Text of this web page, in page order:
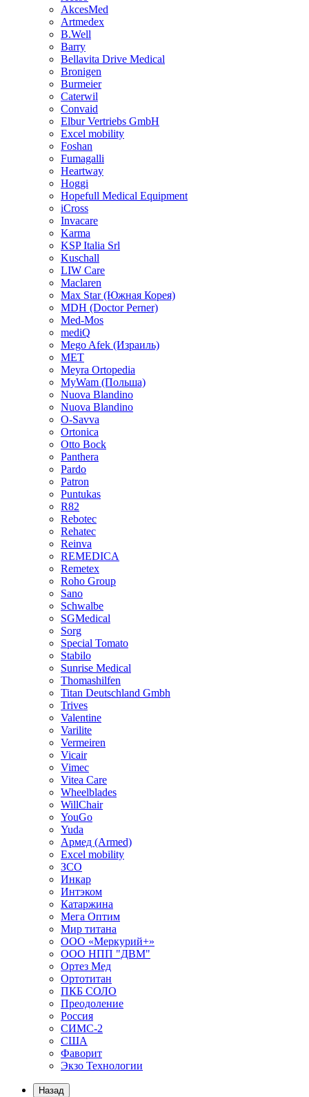
AkcesMed
Artmedex
B.Well
Barry
Bellavita Drive Medical
Bronigen
Burmeier
Caterwil
Convaid
Elbur Vertriebs GmbH
Excel mobility
Foshan
Fumagalli
Heartway
Hoggi
Hopefull Medical Equipment
iCross
Invacare
Karma
KSP Italia Srl
Kuschall
LIW Care
Maclaren
Max Star (Южная Корея)
MDH (Doctor Perner)
Med-Mos
mediQ
Mego Afek (Израиль)
MET
Meyra Ortopedia
MyWam (Польша)
Nuova Blandino
Nuova Blandino
O-Savva
Ortonica
Otto Bock
Panthera
Pardo
Patron
Puntukas
R82
Rebotec
Rehatec
Reinva
REMEDICA
Remetex
Roho Group
Sano
Schwalbe
SGMedical
Sorg
Special Tomato
Stabilo
Sunrise Medical
Thomashilfen
Titan Deutschland Gmbh
Trives
Valentine
Varilite
Vermeiren
Vicair
Vimec
Vitea Care
Wheelblades
WillChair
YouGo
Yuda
Армед (Armed)
Еxcel mobility
ЗСО
Инкар
Интэком
Катаржина
Мега Оптим
Мир титана
ООО «Меркурий+»
ООО НПП "ДВМ"
Ортез Мед
Ортотитан
ПКБ СОЛО
Преодоление
Россия
СИМС-2
США
Фаворит
Экзо Технологии
Назад